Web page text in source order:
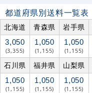
都道府県別送料一覧表
北海道
青森県 岩手県
3,050
(3,355)
1,050
(1,155)
1,050
(1,155)
石川県 福井県 山梨県
1,050
(1,155)
1,050
(1,155)
1,050
(1,155)